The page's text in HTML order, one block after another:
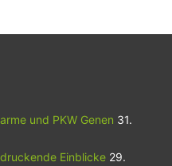
und PKW Genen 31.
Einblicke 29.